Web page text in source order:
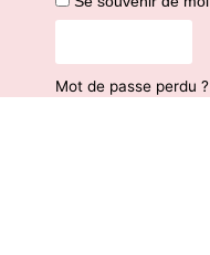
Mot de passe perdu ?